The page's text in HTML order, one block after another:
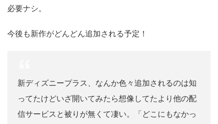
必要ナシ。
今後も新作がどんどん追加される予定！
新ディズニープラス、なんか色々追加されるのは知
ってたけどいざ開いてみたら想像してたより他の配
信サービスと被りが無くて凄い。「どこにもなかっ